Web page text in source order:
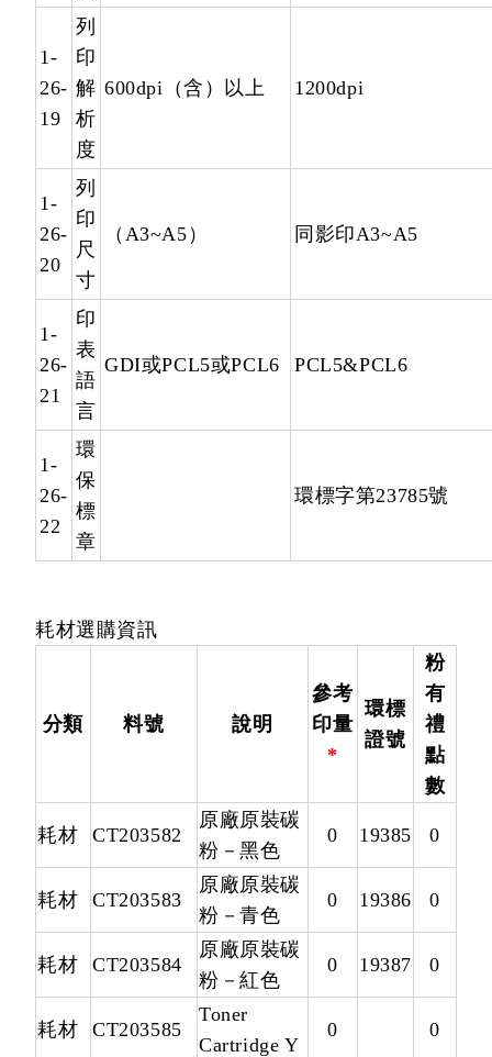
1-
26-
19
列
印
解
析
度
600dpi（含）以上 1200dpi
1-
26-
20
列
印
尺
寸
（A3~A5） 同影印A3~A5
1-
26-
21
印
表
語
言
GDI或PCL5或PCL6 PCL5&PCL6
1-
26-
22
環
保
標
章
環標字第23785號
耗材選購資訊
分類 料號 說明
參考
印量
*
環標
證號
粉
有
禮
點
數
耗材 CT203582
原廠原裝碳
粉－黑色
0 19385 0
耗材 CT203583
原廠原裝碳
粉－青色
0 19386 0
耗材 CT203584
原廠原裝碳
粉－紅色
0 19387 0
耗材 CT203585
Toner
Cartridge Y
0 0